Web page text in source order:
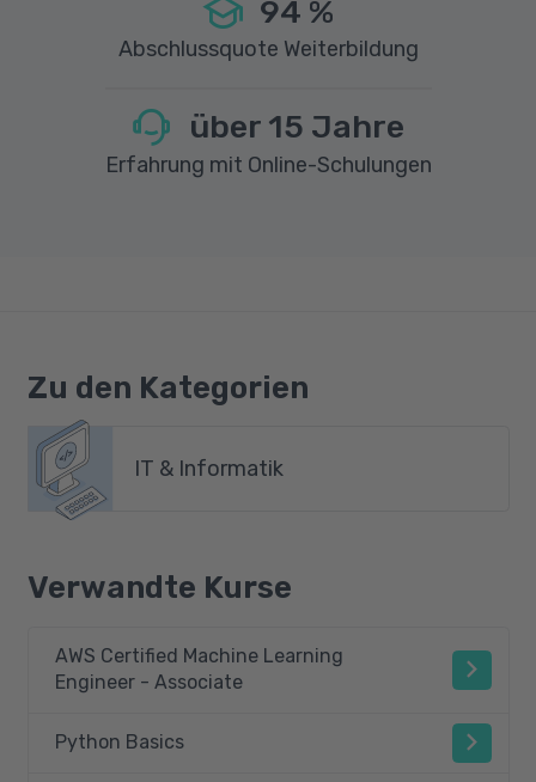
94 %
Abschlussquote Weiterbildung
über 15 Jahre
Erfahrung mit Online-Schulungen
Zu den Kategorien
IT & Informatik
Verwandte Kurse
AWS Certified Machine Learning
Engineer - Associate
Python Basics